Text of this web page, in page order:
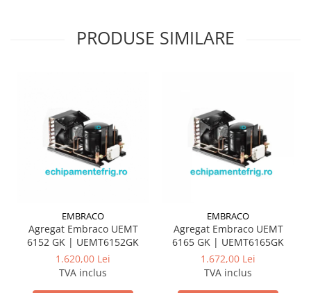
PRODUSE SIMILARE
EMBRACO
Agregat Embraco UEMT
6152 GK | UEMT6152GK
1.620,00 Lei
TVA inclus
EMBRACO
Agregat Embraco UEMT
6165 GK | UEMT6165GK
1.672,00 Lei
TVA inclus